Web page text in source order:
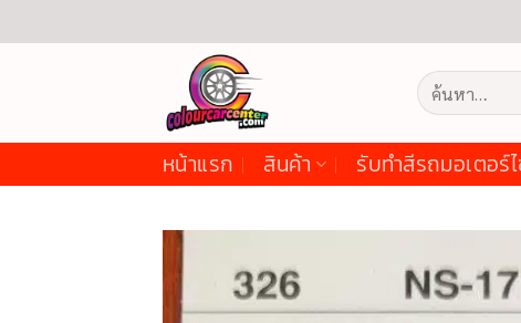
ไป
ค้นหา:
หน้าแรก สินค้า รับทำสีรถมอเตอร์